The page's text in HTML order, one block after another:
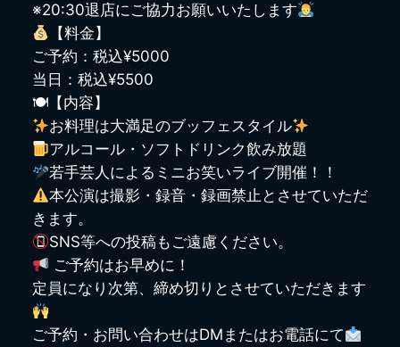
※20:30退店にご協力お願いいたします
【料金】
ご予約：税込¥5000
当日：税込¥5500
🍽【内容】
お料理は大満足のブッフェスタイル
アルコール・ソフトドリンク飲み放題
若手芸人によるミニお笑いライブ開催！！
本公演は撮影・録音・録画禁止とさせていただ
きます。
SNS等への投稿もご遠慮ください。
ご予約はお早めに！
定員になり次第、締め切りとさせていただきます
ご予約・お問い合わせはDMまたはお電話にて